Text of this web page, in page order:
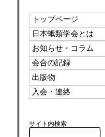
トップページ
日本蛾類学会とは
お知らせ・コラム
会合の記録
出版物
入会・連絡
サイト内検索